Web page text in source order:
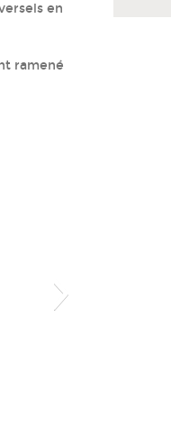
en
ramené